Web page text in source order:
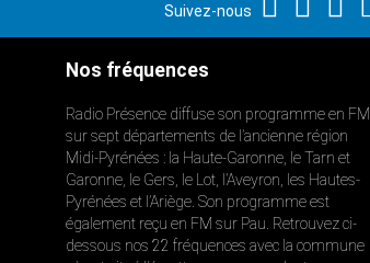
Suivez-nous
Nos fréquences
Radio Présence diffuse son programme en FM
sur sept départements de l’ancienne région
Midi-Pyrénées : la Haute-Garonne, le Tarn et
Garonne, le Gers, le Lot, l’Aveyron, les Hautes-
Pyrénées et l’Ariège. Son programme est
également reçu en FM sur Pau. Retrouvez ci-
dessous nos 22 fréquences avec la commune